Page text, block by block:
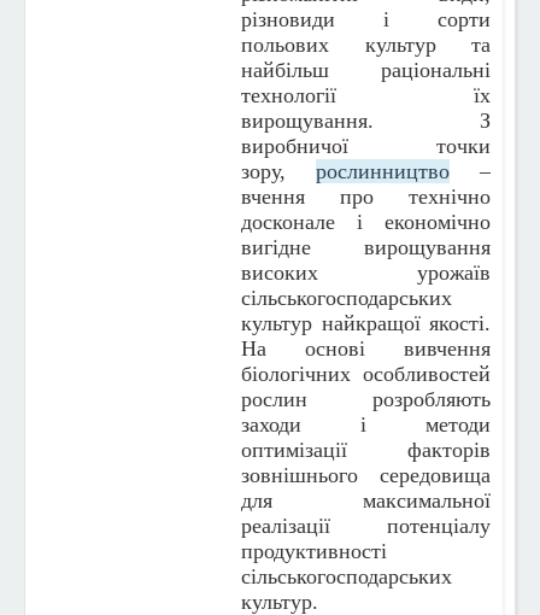
різновиди і сорти
польових культур та
найбільш раціональні
технології їх
вирощування. З
виробничої точки
зору,рослинництво –
вчення про технічно
досконале і економічно
вигідне вирощування
високих урожаїв
сільськогосподарських
культур найкращої якості.
На основі вивчення
біологічних особливостей
рослин розробляють
заходи і методи
оптимізації факторів
зовнішнього середовища
для максимальної
реалізації потенціалу
продуктивності
сільськогосподарських
культур.